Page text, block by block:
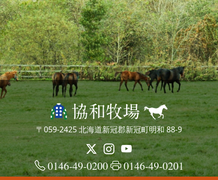
〒059-2425 北海道新冠郡新冠町明和 88-9
0146-49-0200 0146-49-0201